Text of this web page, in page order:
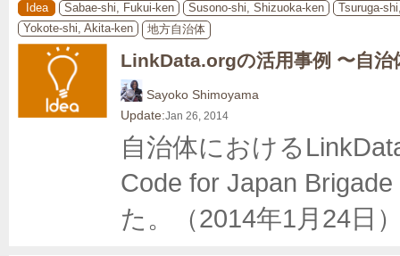
Idea Sabae-shi, Fukui-ken Susono-shi, Shizuoka-ken
Tsuruga-
Yokote-shi, Akita-ken
地方自治体
LinkData.orgの活用事例 〜自治
Sayoko Shimoyama
Update:Jan 26, 2014
自治体における
Code for Japan
た。（2014年1月24日